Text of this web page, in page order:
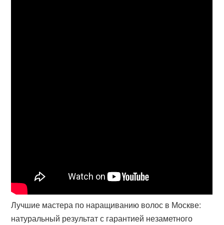
Лучшие мастера по наращиванию волос в Москве:
натуральный результат с гарантией незаметного